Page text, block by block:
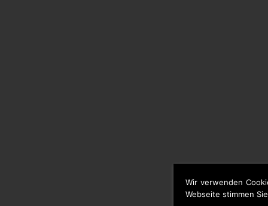
Wir verwenden
Webseite stimmen